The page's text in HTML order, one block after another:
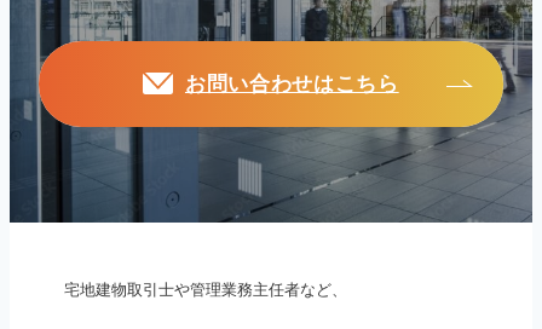
お問い合わせはこちら
宅地建物取引士や管理業務主任者など、